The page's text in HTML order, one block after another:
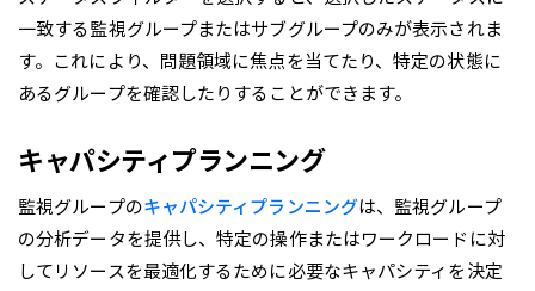
一致する監視グループまたはサブグループのみが表示されま
す。これにより、問題領域に焦点を当てたり、特定の状態に
あるグループを確認したりすることができます。
キャパシティプランニング
監視グループのキャパシティプランニングは、監視グループ
の分析データを提供し、特定の操作またはワークロードに対
してリソースを最適化するために必要なキャパシティを決定